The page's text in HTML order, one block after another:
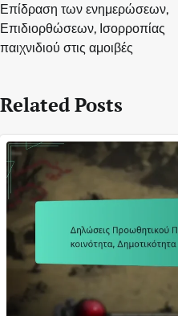
Επίδραση των ενημερώσεων,
Επιδιορθώσεων, Ισορροπίας
παιχνιδιού στις αμοιβές
Related Posts